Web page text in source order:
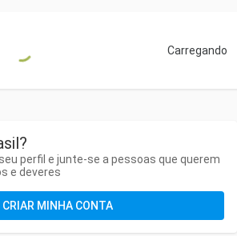
Carregando
perfil e junte-se a pessoas que querem
e deveres
CRIAR MINHA CONTA